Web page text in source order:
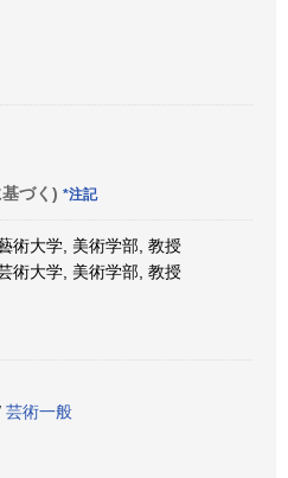
づく) *注記
術大学, 美術学部, 教授
術大学, 美術学部, 教授
芸術一般